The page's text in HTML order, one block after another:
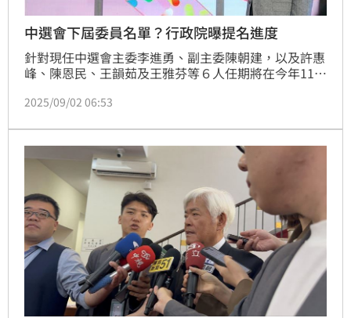
中選會下屆委員名單？行政院曝提名進度
針對現任中選會主委李進勇、副主委陳朝建，以及許惠
峰、陳恩民、王韻茹及王雅芬等６人任期將在今年11月
該會下屆委員名單，行政院長卓榮泰將會就相關資格進
下個會期開議後，將中選會人事同意權案送交立法院審
議。
2025/09/02 06:53